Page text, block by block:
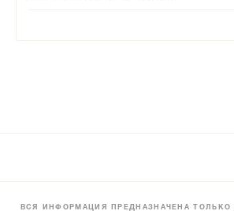
ВСЯ ИНФОРМАЦИЯ ПРЕДНАЗНАЧЕНА